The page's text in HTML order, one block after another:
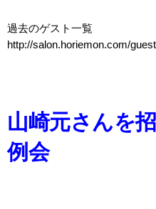
過去のゲスト一覧
http://salon.horiemon.com/
山崎元さんを
例会